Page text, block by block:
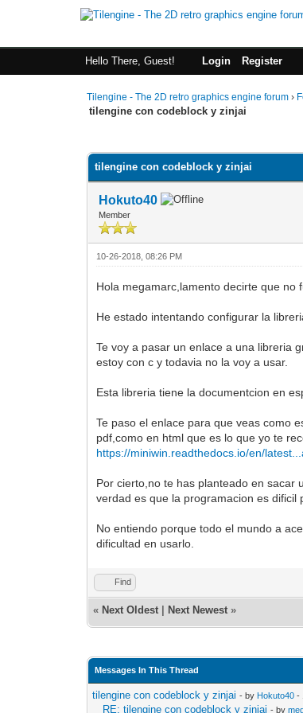
Hello There, Guest! Login Register
Tilengine - The 2D retro graphics engine forum ›
tilengine con codeblock y zinjai
tilengine con codeblock y zinjai
Hokuto40
Member
10-26-2018, 08:26 PM
Hola megamarc,lamento decirte que no
He estado intentando configurar la
Te voy a pasar un enlace a una libreria
estoy con c y todavia no la voy a usar.
Esta libreria tiene la documentcion en
Te paso el enlace para que veas como
pdf,como en html que es lo que yo te
https://miniwin.readthedocs.io/en/
Por cierto,no te has planteado en sacar
verdad es que la programacion es dificil
No entiendo porque todo el mundo a
dificultad en usarlo.
Find
« Next Oldest Next Newest »
Messages In This Thread
tilengine con codeblock y zinjai - by Hokuto40 -
RE: tilengine con codeblock y zinjai - by